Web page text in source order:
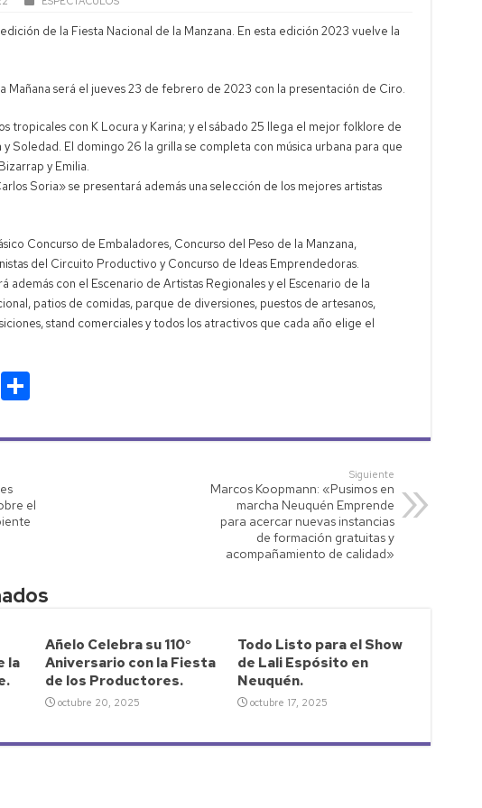
Extranjerización de tierras: la preocupación del Gobierno por reformas de Milei
Neuquén capital bajo alerta naranja por lluvia y nevadas
de la Fiesta Nacional de la Manzana. En esta edición 2023 vuelve la
Mañana será el jueves 23 de febrero de 2023 con la presentación de Ciro.
tropicales con K Locura y Karina; y el sábado 25 llega el mejor folklore de
Soledad. El domingo 26 la grilla se completa con música urbana para que
y Emilia.
Soria» se presentará además una selección de los mejores artistas
Concurso de Embaladores, Concurso del Peso de la Manzana,
del Circuito Productivo y Concurso de Ideas Emprendedoras.
además con el Escenario de Artistas Regionales y el Escenario de la
patios de comidas, parque de diversiones, puestos de artesanos,
stand comerciales y todos los atractivos que cada año elige el
E
m
m
ar
el
Siguiente
Marcos Koopmann: «Pusimos en
marcha Neuquén Emprende
para acercar nuevas instancias
de formación gratuitas y
acompañamiento de calidad»
la
Añelo Celebra su 110°
Aniversario con la Fiesta
de los Productores.
octubre 20, 2025
Todo Listo para el Show
de Lali Espósito en
Neuquén.
octubre 17, 2025